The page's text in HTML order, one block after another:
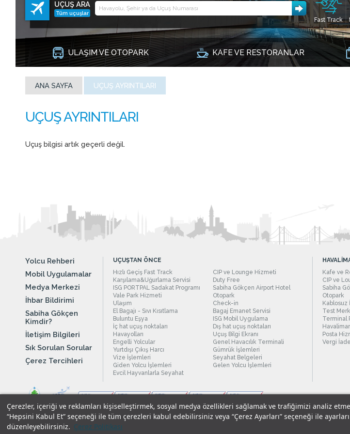
Çerezler, içeriği ve reklamları kişiselleştirmek, sosyal medya özellikleri sağlamak ve trafiğimizi analiz
“Hepsini Kabul Et” seçeneği ile tüm çerezleri kabul edebilirsiniz veya “Çerez Ayarları” seçeneği ile ayarları
düzenleyebilirsiniz. Çerez Politikası
UÇUŞ ARA
Tüm uçuşlar
Fast Track
ULAŞIM VE OTOPARK KAFE VE RESTORANLAR
ANA SAYFA UÇUŞ AYRINTILARI
Uçuş bilgisi artık geçerli değil.
Yolcu Rehberi
Mobil Uygulamalar
Medya Merkezi
İhbar Bildirimi
Sabiha Gökçen
Kimdir?
İletişim Bilgileri
Sık Sorulan Sorular
Çerez Tercihleri
UÇUŞTAN ÖNCE
Hızlı Geçiş Fast Track
CIP ve Lounge Hizmeti
Karşılama&Uğurlama Servisi
Duty Free
ISG PORTPAL Sadakat Programı
Sabiha Gökçen Airport Hotel
Vale Park Hizmeti
Otopark
Ulaşım
Check-in
El Bagajı - Sıvı Kısıtlama
Bagaj Emanet Servisi
Buluntu Eşya
ISG Mobil Uygulama
İç hat uçuş noktaları
Dış hat uçuş noktaları
Havayolları
Uçuş Bilgi Ekranı
Engelli Yolcular
Genel Havacılık Terminali
Yurtdışı Çıkış Harcı
Gümrük İşlemleri
Vize İşlemleri
Seyahat Belgeleri
Giden Yolcu İşlemleri
Gelen Yolcu İşlemleri
Evcil Hayvanlarla Seyahat
Kafe ve
CIP ve
Sabiha
Otopark
Kablosuz
Test
Terminal
Posta
Vergi
Yasal Uyarılar Çerez Politikamız